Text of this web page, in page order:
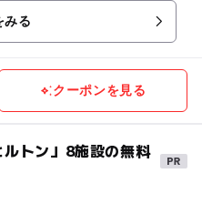
みる
クーポンを見る
トン」8施設の無料